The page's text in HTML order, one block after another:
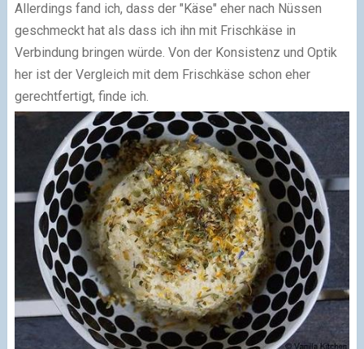
Allerdings fand ich, dass der "Käse" eher nach Nüssen
geschmeckt hat als dass ich ihn mit Frischkäse in
Verbindung bringen würde. Von der Konsistenz und Optik
her ist der Vergleich mit dem Frischkäse schon eher
gerechtfertigt, finde ich.